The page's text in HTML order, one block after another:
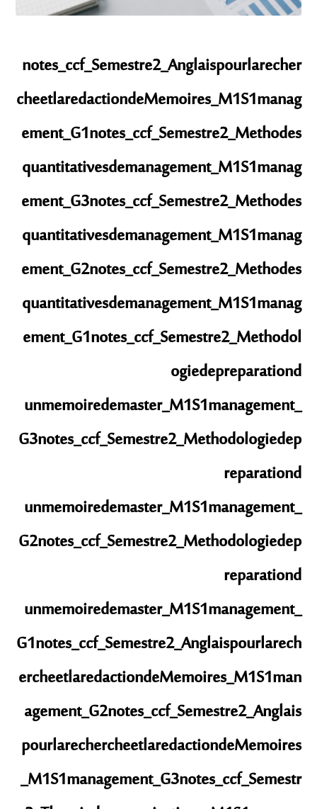
notes_ccf_Semestre2_Anglaispourlarecher
cheetlaredactiondeMemoires_M1S1manag
ement_G1notes_ccf_Semestre2_Methodes
quantitativesdemanagement_M1S1manag
ement_G3notes_ccf_Semestre2_Methodes
quantitativesdemanagement_M1S1manag
ement_G2notes_ccf_Semestre2_Methodes
quantitativesdemanagement_M1S1manag
ement_G1notes_ccf_Semestre2_Methodol
ogiedepreparationd
unmemoiredemaster_M1S1management_
G3notes_ccf_Semestre2_Methodologiedep
reparationd
unmemoiredemaster_M1S1management_
G2notes_ccf_Semestre2_Methodologiedep
reparationd
unmemoiredemaster_M1S1management_
G1notes_ccf_Semestre2_Anglaispourlarech
ercheetlaredactiondeMemoires_M1S1man
agement_G2notes_ccf_Semestre2_Anglais
pourlarechercheetlaredactiondeMemoires
_M1S1management_G3notes_ccf_Semestr